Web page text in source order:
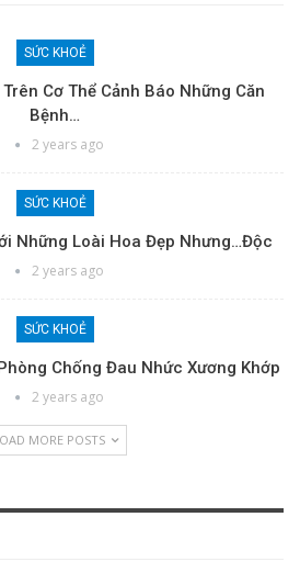
SỨC KHOẺ
Cơ Thể Cảnh Báo Những Căn
Bệnh…
2 years ago
SỨC KHOẺ
Những Loài Hoa Đẹp Nhưng…độc
2 years ago
SỨC KHOẺ
Chống Đau Nhức Xương Khớp
2 years ago
MORE POSTS